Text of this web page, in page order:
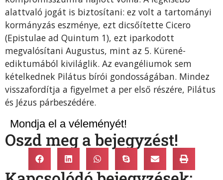
alattvaló jogát is biztosítani: ez volt a tartományi
kormányzás eszmé­nye, ezt dicsőítette Cicero
(Epistulae ad Quintum 1), ezt iparkodott
megvalósítani Augustus, mint az 5. Kürené-
ediktumából kiviláglik. Az evangéliu­mok sem
kételkednek Pilátus bírói gondosságában. Mindez
visszafordítja a figyelmet a per első részé­re, Pilátus
és Jézus párbeszédére.
Mondja el a véleményét!
Oszd meg a bejegyzést!